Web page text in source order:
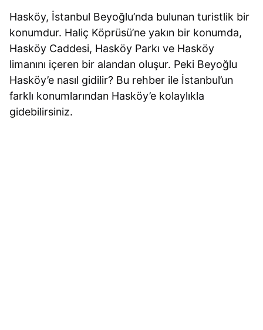
Hasköy, İstanbul Beyoğlu’nda bulunan turistlik bir
konumdur. Haliç Köprüsü’ne yakın bir konumda,
Hasköy Caddesi, Hasköy Parkı ve Hasköy
limanını içeren bir alandan oluşur. Peki Beyoğlu
Hasköy’e nasıl gidilir? Bu rehber ile İstanbul’un
farklı konumlarından Hasköy’e kolaylıkla
gidebilirsiniz.